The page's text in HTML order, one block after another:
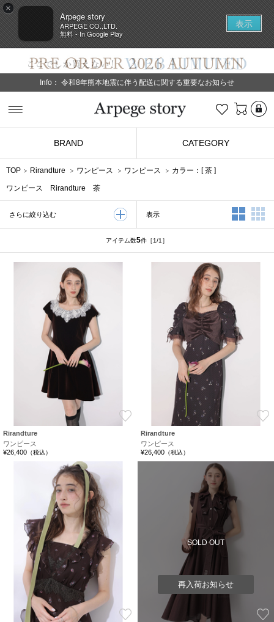
×
Arpege story
ARPEGE CO.,LTD.
無料 - In Google Play
表示
Info： 令和8年熊本地震に伴う配送に関する重要なお知らせ
お気に入り
BRAND CATEGORY
TOP Rirandture ワンピース ワンピース カラー：[茶 ]
ワンピース Rirandture 茶
さらに絞り込む 表示 2列表示
アイテム数5件 ［1/1］
Rirandture
ワンピース
¥26,400 （税込）
Rirandture
ワンピース
¥26,400 （税込）
お気に入り
SOLD OUT
再入荷お知らせ